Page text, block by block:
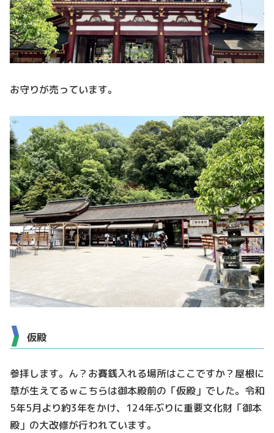
お守りが売っています。
仮殿
参拝します。ん？お賽銭入れる場所はここですか？屋根に
草が生えてるｗこちらは御本殿前の「仮殿」でした。令和
5年5月より約3年をかけ、124年ぶりに重要文化財「御本
殿」の大改修が行われています。